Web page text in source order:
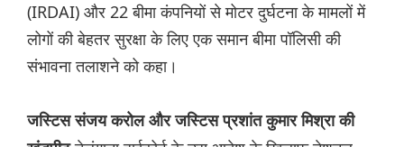
(IRDAI) और 22 बीमा कंपनियों से मोटर दुर्घटना के मामलों में
लोगों की बेहतर सुरक्षा के लिए एक समान बीमा पॉलिसी की
संभावना तलाशने को कहा।
जस्टिस संजय करोल और जस्टिस प्रशांत कुमार मिश्रा की